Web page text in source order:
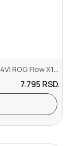
Baterija za Laptop Asus Zephyrus M16 GU604VI ROG Flow X16 Strix G1...
7.795 RSD.